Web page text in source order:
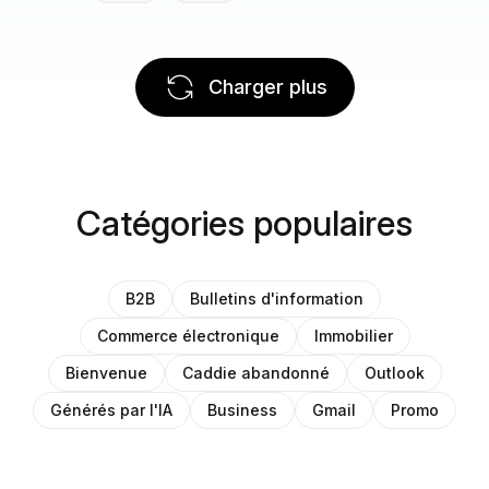
Charger plus
Catégories populaires
B2B
Bulletins d'information
Commerce électronique
Immobilier
Bienvenue
Caddie abandonné
Outlook
Générés par l'IA
Business Gmail Promo